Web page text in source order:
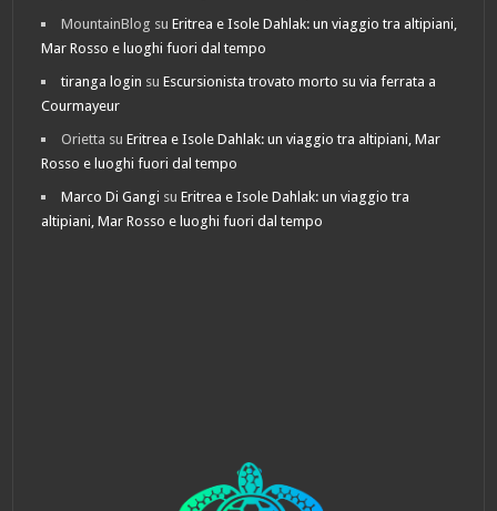
MountainBlog suEritrea e Isole Dahlak: un viaggio tra altipiani,
Mar Rosso e luoghi fuori dal tempo
tiranga login suEscursionista trovato morto su via ferrata a
Courmayeur
Orietta suEritrea e Isole Dahlak: un viaggio tra altipiani, Mar
Rosso e luoghi fuori dal tempo
Marco Di Gangi suEritrea e Isole Dahlak: un viaggio tra
altipiani, Mar Rosso e luoghi fuori dal tempo